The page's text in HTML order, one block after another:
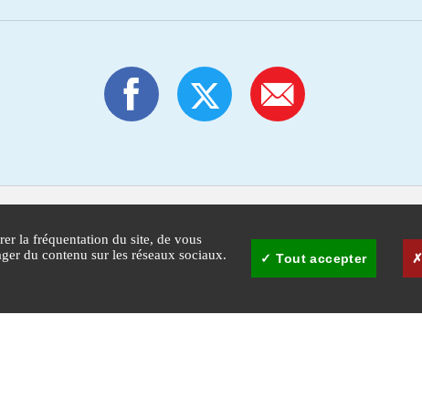
la fréquentation du site, de vous
du contenu sur les réseaux sociaux.
Tout accepter